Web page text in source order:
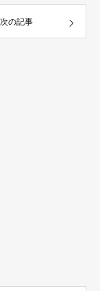
次の記事